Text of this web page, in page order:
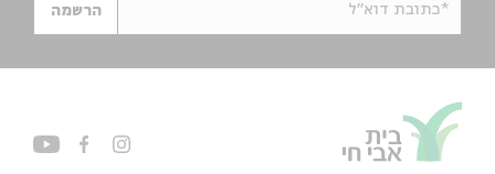
*כתובת דוא"ל הרשמה